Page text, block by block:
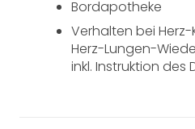
Bordapotheke
Verhalten bei
Herz-Lungen-
inkl. Instruktion des